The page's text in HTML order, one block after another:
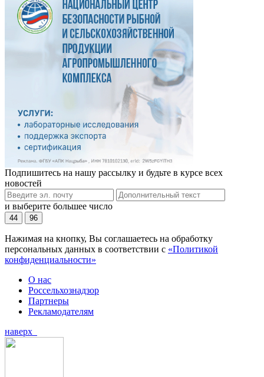
Подпишитесь на нашу рассылку и будьте в курсе всех
новостей
и выберите большее число
44 96
Нажимая на кнопку, Вы соглашаетесь на обработку
персональных данных в соответствии с «Политикой
конфиденциальности»
О нас
Россельхознадзор
Партнеры
Рекламодателям
наверх